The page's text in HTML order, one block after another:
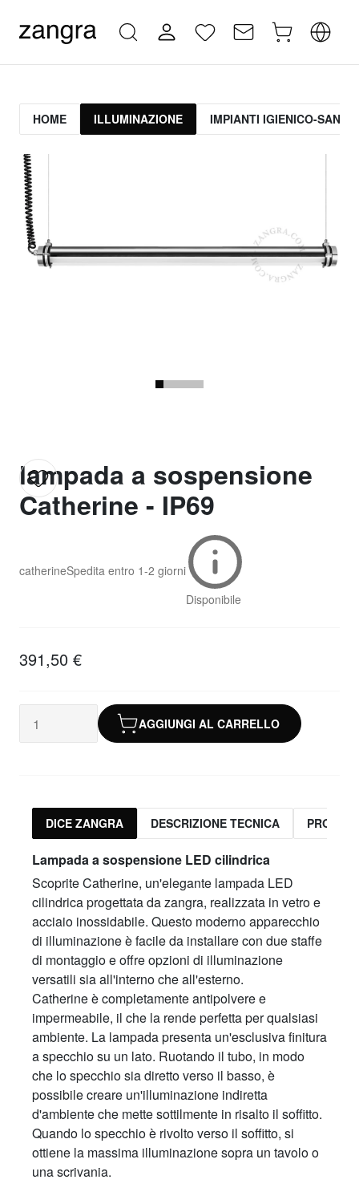
HOME ILLUMINAZIONE IMPIANTI IGIENICO-
lampada a sospensione
Catherine - IP69
catherineSpedita entro 1-2 giorni
Disponibile
391,50 €
AGGIUNGI AL CARRELLO
DICE ZANGRA DESCRIZIONE TECNICA
Lampada a sospensione LED cilindrica
Scoprite Catherine, un'elegante lampada LED
cilindrica progettata da zangra, realizzata in vetro e
acciaio inossidabile. Questo moderno apparecchio
di illuminazione è facile da installare con due staffe
di montaggio e offre opzioni di illuminazione
versatili sia all'interno che all'esterno.
Catherine è completamente antipolvere e
impermeabile, il che la rende perfetta per qualsiasi
ambiente. La lampada presenta un'esclusiva finitura
a specchio su un lato. Ruotando il tubo, in modo
che lo specchio sia diretto verso il basso, è
possibile creare un'illuminazione indiretta
d'ambiente che mette sottilmente in risalto il soffitto.
Quando lo specchio è rivolto verso il soffitto, si
ottiene la massima illuminazione sopra un tavolo o
una scrivania.